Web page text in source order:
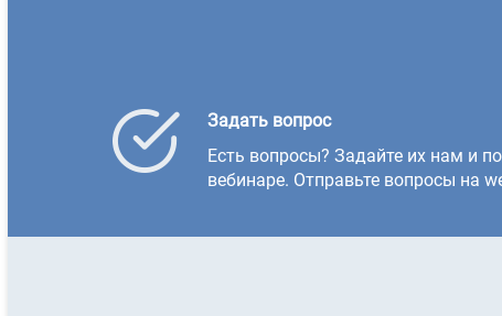
Задать вопрос
Есть вопросы? Задайте их нам и
вебинаре. Отправьте вопросы на